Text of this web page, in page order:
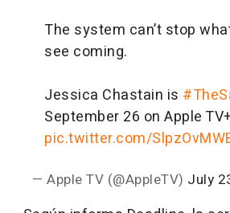
The system can’t stop
see coming.
Jessica Chastain is
September 26 on Apple TV+
pic.twitter.com/
— Apple TV (@AppleTV) July